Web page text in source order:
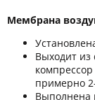
Мембрана
Выходит из
примерно
Выполнена